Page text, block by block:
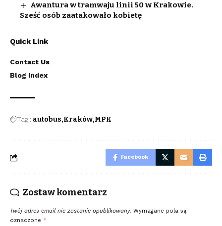
Awantura w tramwaju linii 50 w Krakowie.
Sześć osób zaatakowało kobietę
Quick Link
Contact Us
Blog Index
Tagi: autobus Kraków MPK
Facebook
Zostaw komentarz
Twój adres email nie zostanie opublikowany. Wymagane pola są
oznaczone *